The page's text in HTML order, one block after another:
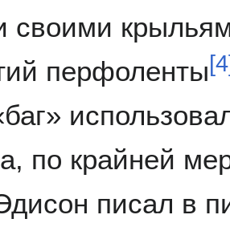
своими
перфоленты[4
по крайней
писал в